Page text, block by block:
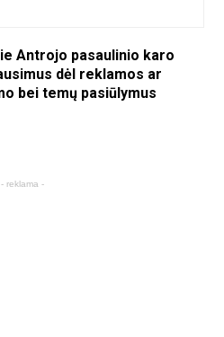
Antrojo pasaulinio karo
dėl reklamos ar
bei temų pasiūlymus
- reklama -